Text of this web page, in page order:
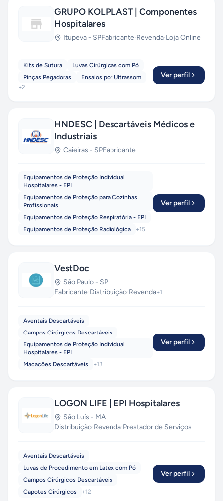
GRUPO KOLPLAST | Componentes
Hospitalares
Itupeva - SPFabricante·Revenda·Loja Online
Kits de Sutura
Luvas Cirúrgicas com Pó
Pinças Pegadoras
Ensaios por Ultrassom
+2
Ver perfil
HNDESC | Descartáveis Médicos e
Industriais
Caieiras - SPFabricante
Equipamentos de Proteção Individual
Hospitalares - EPI
Equipamentos de Proteção para Cozinhas
Profissionais
Equipamentos de Proteção Respiratória - EPI
Equipamentos de Proteção Radiológica
+15
Ver perfil
VestDoc
São Paulo - SP
Fabricante·Distribuição·Revenda+1
Aventais Descartáveis
Campos Cirúrgicos Descartáveis
Equipamentos de Proteção Individual
Hospitalares - EPI
Macacões Descartáveis
+13
Ver perfil
LOGON LIFE | EPI Hospitalares
São Luís - MA
Distribuição·Revenda·Prestador de Serviços
Aventais Descartáveis
Luvas de Procedimento em Latex com Pó
Campos Cirúrgicos Descartáveis
Capotes Cirúrgicos
+12
Ver perfil